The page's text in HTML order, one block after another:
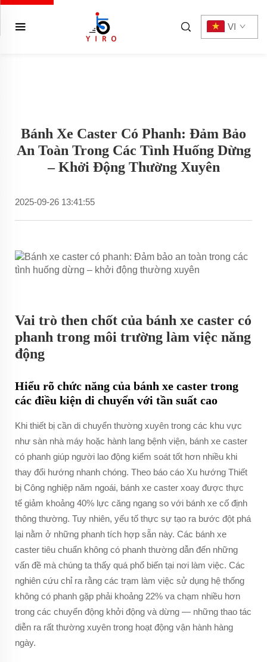
VI
Bánh Xe Caster Có Phanh: Đảm Bảo
An Toàn Trong Các Tình Huống Dừng
– Khởi Động Thường Xuyên
2025-09-26 13:41:55
Vai trò then chốt của bánh xe caster có
phanh trong môi trường làm việc năng
động
Hiểu rõ chức năng của bánh xe caster trong
các điều kiện di chuyển với tần suất cao
Khi thiết bị cần di chuyển thường xuyên trong các khu vực
như sàn nhà máy hoặc hành lang bệnh viện, bánh xe caster
có phanh giúp người lao động kiểm soát tốt hơn nhiều khi
thay đổi hướng nhanh chóng. Theo báo cáo Xu hướng Thiết
bị Công nghiệp năm ngoái, bánh xe caster xoay được thực
tế giảm khoảng 40% lực căng ngang so với bánh xe cố định
thông thường. Tuy nhiên, yếu tố thực sự tạo ra bước đột phá
lại nằm ở những phanh tích hợp sẵn này. Các bánh xe
caster tiêu chuẩn không có phanh thường dẫn đến những
vấn đề mà chúng ta thấy quá phổ biến tại nơi làm việc. Các
nghiên cứu chỉ ra rằng các trạm làm việc sử dụng hệ thống
không có phanh gặp phải khoảng 22% va chạm nhiều hơn
trong các chuyển động khởi động và dừng — những thao tác
diễn ra rất thường xuyên trong hoạt động vận hành hàng
ngày.